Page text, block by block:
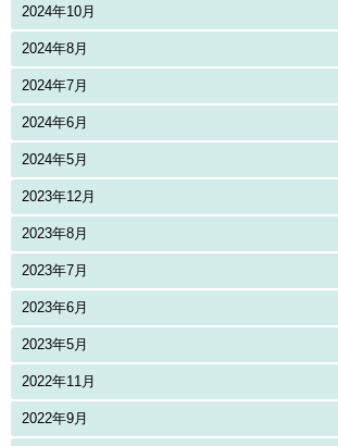
2024年10月
2024年8月
2024年7月
2024年6月
2024年5月
2023年12月
2023年8月
2023年7月
2023年6月
2023年5月
2022年11月
2022年9月